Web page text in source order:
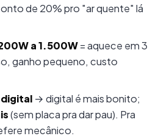
de 20% pro "ar quente" lá
a 1.500W= aquece em 3
ganho pequeno, custo
digital → digital é mais bonito;
(sem placa pra dar pau). Pra
mecânico.